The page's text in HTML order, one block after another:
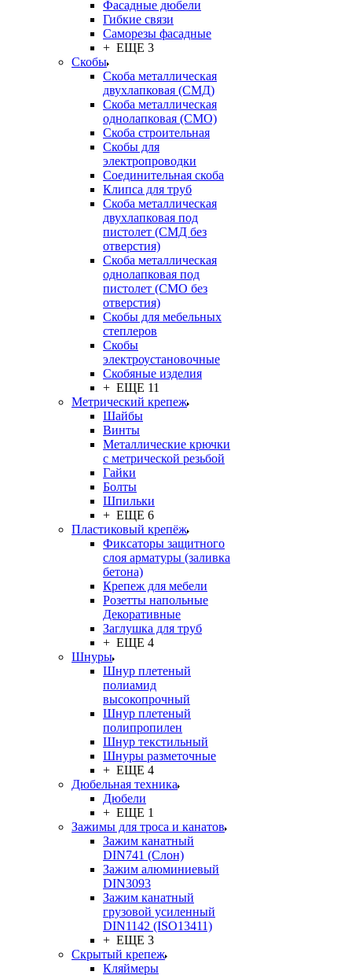
Фасадные дюбели
Гибкие связи
Саморезы фасадные
+ ЕЩЕ 3
Скобы
Скоба металлическая
двухлапковая (СМД)
Скоба металлическая
однолапковая (СМО)
Скоба строительная
Скобы для
электропроводки
Соединительная скоба
Клипса для труб
Скоба металлическая
двухлапковая под
пистолет (СМД без
отверстия)
Скоба металлическая
однолапковая под
пистолет (СМО без
отверстия)
Скобы для мебельных
степлеров
Скобы
электроустановочные
Скобяные изделия
+ ЕЩЕ 11
Метрический крепеж
Шайбы
Винты
Металлические крючки
с метрической резьбой
Гайки
Болты
Шпильки
+ ЕЩЕ 6
Пластиковый крепёж
Фиксаторы защитного
слоя арматуры (заливка
бетона)
Крепеж для мебели
Розетты напольные
Декоративные
Заглушка для труб
+ ЕЩЕ 4
Шнуры
Шнур плетеный
полиамид
высокопрочный
Шнур плетеный
полипропилен
Шнур текстильный
Шнуры разметочные
+ ЕЩЕ 4
Дюбельная техника
Дюбели
+ ЕЩЕ 1
Зажимы для троса и канатов
Зажим канатный
DIN741 (Cлон)
Зажим алюминиевый
DIN3093
Зажим канатный
грузовой усиленный
DIN1142 (ISO13411)
+ ЕЩЕ 3
Скрытый крепеж
Кляймеры